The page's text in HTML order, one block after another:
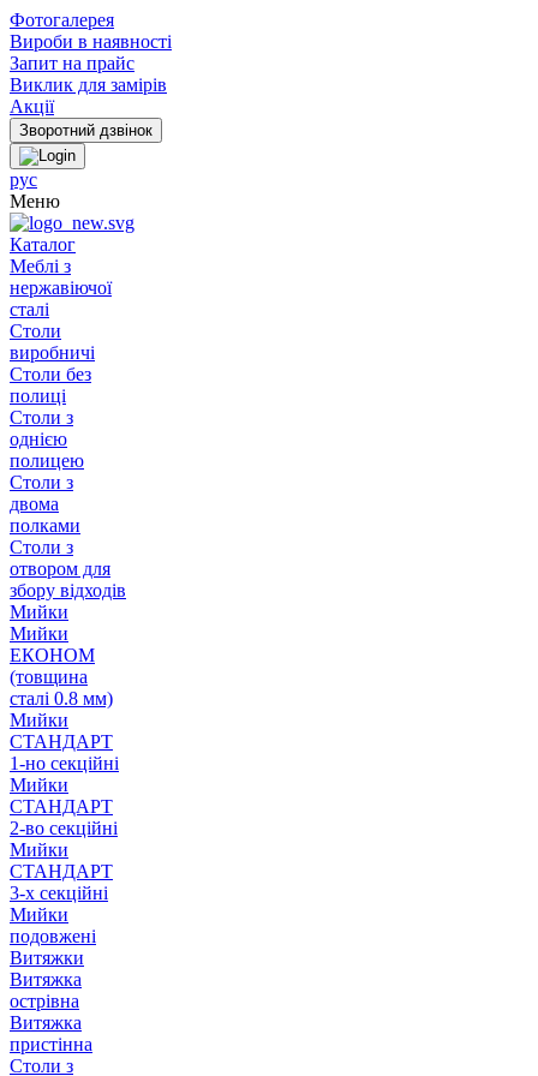
Фотогалерея
Вироби в наявності
Запит на прайс
Виклик для замірів
Акції
рус
Меню
Каталог
Меблі з
нержавіючої
сталі
Столи
виробничі
Столи без
полиці
Столи з
однією
полицею
Столи з
двома
полками
Столи з
отвором для
збору відходів
Мийки
Мийки
ЕКОНОМ
(товщина
сталі 0.8 мм)
Мийки
СТАНДАРТ
1-но секційні
Мийки
СТАНДАРТ
2-во секційні
Мийки
СТАНДАРТ
3-х секційні
Мийки
подовжені
Витяжки
Витяжка
острівна
Витяжка
пристінна
Столи з